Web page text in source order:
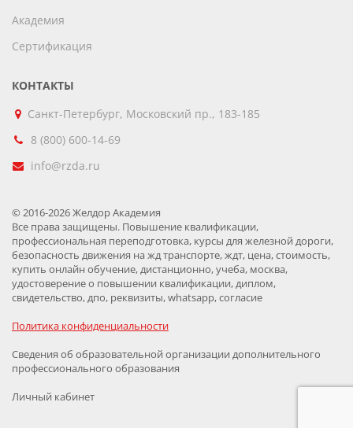
Академия
Сертификация
КОНТАКТЫ
Санкт-Петербург, Московский пр., 183-185
8 (800) 600-14-69
info@rzda.ru
© 2016-2026 Желдор Академия
Все права защищены. Повышение квалификации,
профессиональная переподготовка, курсы для железной дороги,
безопасность движения на жд транспорте, ждт, цена, стоимость,
купить онлайн обучение, дистанционно, учеба, москва,
удостоверение о повышении квалификации, диплом,
свидетельство, дпо, реквизиты, whatsapp, согласие
Политика конфиденциальности
Сведения об образовательной организации дополнительного
профессионального образования
Личный кабинет